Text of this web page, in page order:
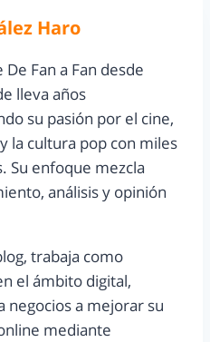
Haro
Fan a Fan desde
lleva años
su pasión por el cine,
la cultura pop con miles
Su enfoque mezcla
análisis y opinión
trabaja como
el ámbito digital,
negocios a mejorar su
mediante